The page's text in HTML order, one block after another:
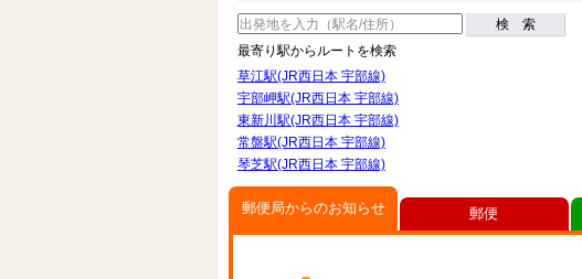
検 索
最寄り駅からルートを検索
草江駅(JR西日本 宇部線)
宇部岬駅(JR西日本 宇部線)
東新川駅(JR西日本 宇部線)
常盤駅(JR西日本 宇部線)
琴芝駅(JR西日本 宇部線)
郵便局からのお知らせ 郵便